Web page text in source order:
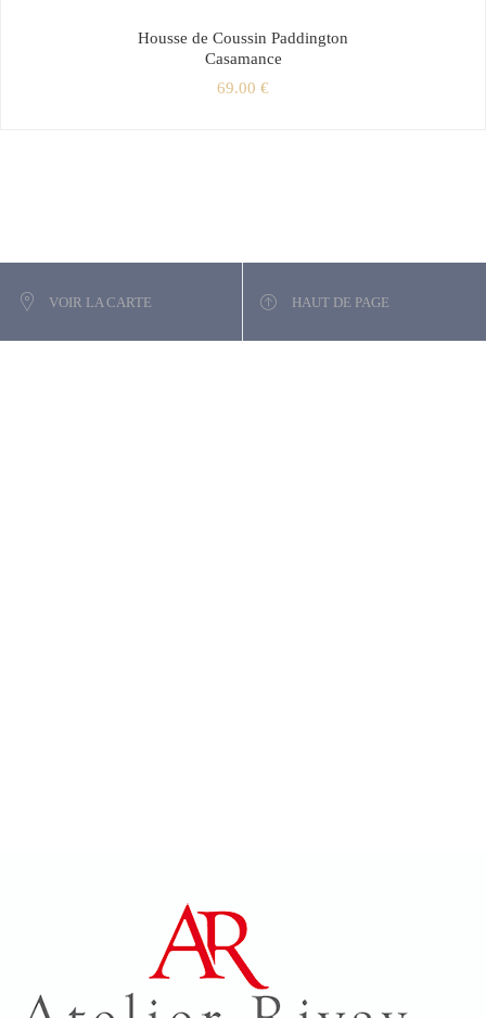
Housse de Coussin Paddington
Casamance
69.00 €
VOIR LA CARTE HAUT DE PAGE